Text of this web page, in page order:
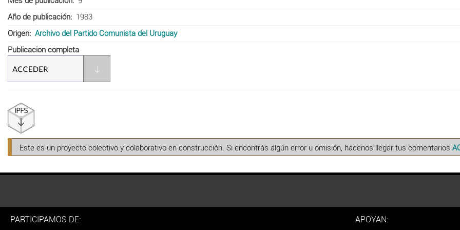
Año de publicación
1983
Origen
Archivo del Partido Comunista del Uruguay
Publicacion completa
Este es un proyecto colectivo y colaborativo en construcción. Si encontrás algún error u omisión, hacenos llegar tus comentarios
PARTICIPAMOS DE: APOYAN: